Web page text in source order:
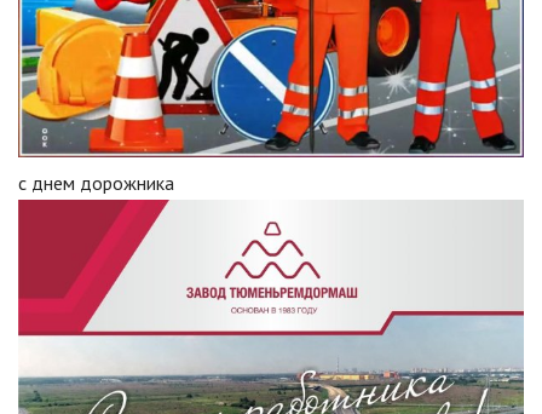
с днем дорожника